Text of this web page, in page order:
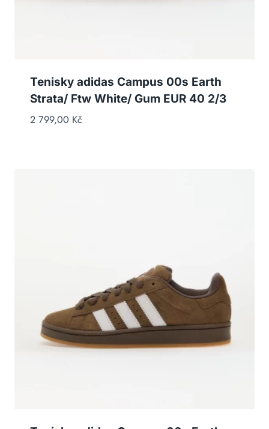
Tenisky adidas Campus 00s Earth
Strata/ Ftw White/ Gum EUR 40 2/3
2 799,00 Kč